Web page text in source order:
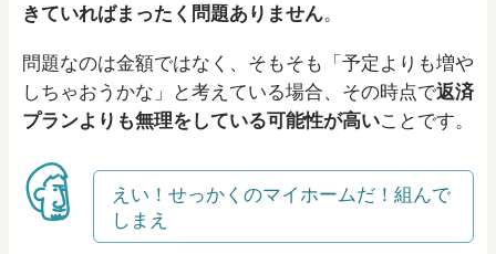
きていればまったく問題ありません。
問題なのは金額ではなく、そもそも「予定よりも増や
しちゃおうかな」と考えている場合、その時点で返済
プランよりも無理をしている可能性が高いことです。
えい！せっかくのマイホームだ！組んで
しまえ